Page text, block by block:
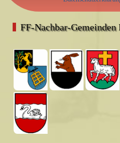
FF-Nachbar-